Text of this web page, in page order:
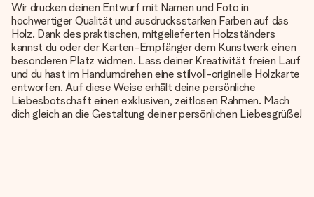
Wir drucken deinen Entwurf mit Namen und Foto in
hochwertiger Qualität und ausdrucksstarken Farben auf das
Holz. Dank des praktischen, mitgelieferten Holzständers
kannst du oder der Karten-Empfänger dem Kunstwerk einen
besonderen Platz widmen. Lass deiner Kreativität freien Lauf
und du hast im Handumdrehen eine stilvoll-originelle Holzkarte
entworfen. Auf diese Weise erhält deine persönliche
Liebesbotschaft einen exklusiven, zeitlosen Rahmen. Mach
dich gleich an die Gestaltung deiner persönlichen Liebesgrüße!